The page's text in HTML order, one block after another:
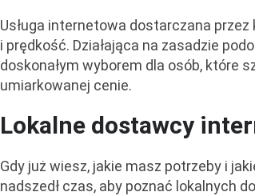
Usługa internetowa dostarczana
i prędkość. Działająca na zasadzie
doskonałym wyborem dla osób, które
umiarkowanej cenie.
Lokalne dostawcy
Gdy już wiesz, jakie masz potrzeby i
nadszedł czas, aby poznać lokalnych